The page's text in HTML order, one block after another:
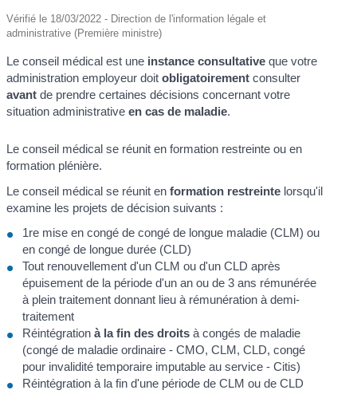
Vérifié le 18/03/2022 - Direction de l'information légale et
administrative (Première ministre)
Le conseil médical est une instance consultative que votre
administration employeur doitobligatoirement consulter
avant de prendre certaines décisions concernant votre
situation administrativeen cas de maladie.
Le conseil médical se réunit en formation restreinte ou en
formation plénière.
Le conseil médical se réunit enformation restreinte lorsqu'il
examine les projets de décision suivants :
1re mise en congé de congé de longue maladie (CLM) ou
en congé de longue durée (CLD)
Tout renouvellement d'un CLM ou d'un CLD après
épuisement de la période d'un an ou de 3 ans rémunérée
à plein traitement donnant lieu à rémunération à demi-
traitement
Réintégrationà la fin des droits à congés de maladie
(congé de maladie ordinaire - CMO, CLM, CLD, congé
pour invalidité temporaire imputable au service - Citis)
Réintégration à la fin d'une période de CLM ou de CLD